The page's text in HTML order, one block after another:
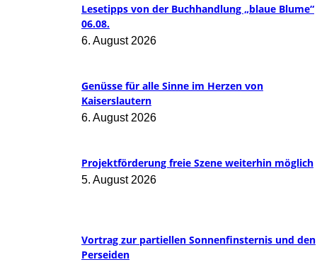
Lesetipps von der Buchhandlung „blaue Blume“
06.08.
6. August 2026
Genüsse für alle Sinne im Herzen von
Kaiserslautern
6. August 2026
Projektförderung freie Szene weiterhin möglich
5. August 2026
Vortrag zur partiellen Sonnenfinsternis und den
Perseiden